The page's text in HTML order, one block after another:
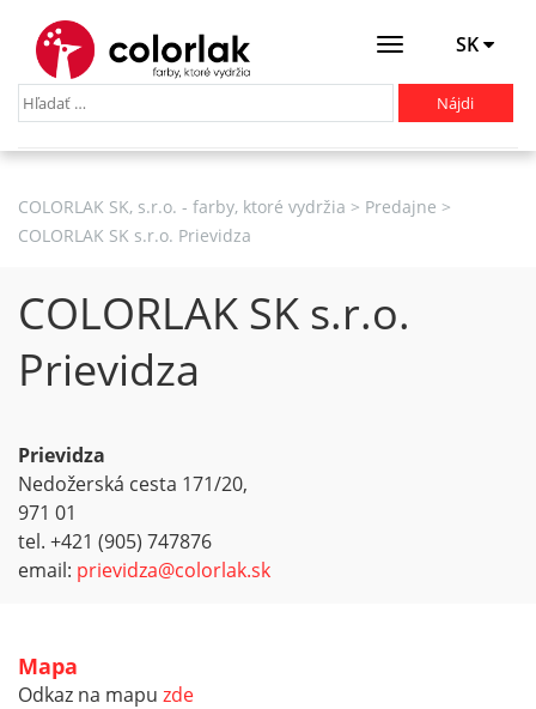
SK
Otevřít
menu
COLORLAK SK, s.r.o. - farby, ktoré vydržia > Predajne >
COLORLAK SK s.r.o. Prievidza
COLORLAK SK s.r.o.
Prievidza
Prievidza
Nedožerská cesta 171/20,
971 01
tel. +421 (905) 747876
email: prievidza@colorlak.sk
Mapa
Odkaz na mapu zde